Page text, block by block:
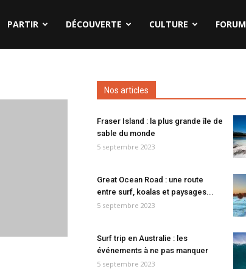
PARTIR DÉCOUVERTE CULTURE FORUM
Nos articles
Fraser Island : la plus grande île de
sable du monde
5 septembre 2023
Great Ocean Road : une route
entre surf, koalas et paysages...
5 septembre 2023
Surf trip en Australie : les
événements à ne pas manquer
5 septembre 2023